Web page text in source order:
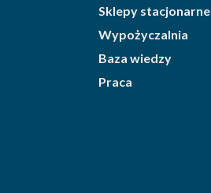
Sklepy stacjonarne
Wypożyczalnia
Baza wiedzy
Praca